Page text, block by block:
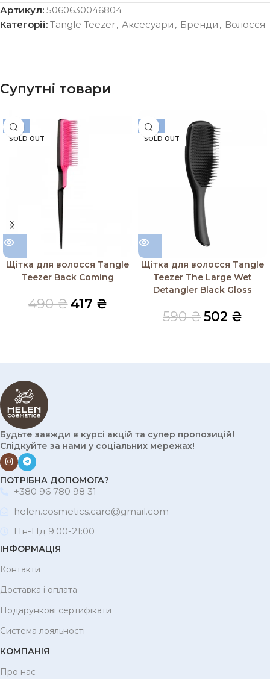
Артикул: 5060630046804
Категорії: Tangle Teezer, Аксесуари , Бренди , Волосся
Супутні товари
-15%
SOLD OUT
Щітка для волосся Tangle
Teezer Back Coming
490₴417 ₴
-15%
SOLD OUT
Щітка для волосся Tangle
Teezer The Large Wet
Detangler Black Gloss
590₴502 ₴
Будьте завжди в курсі акцій та супер пропозицій!
Слідкуйте за нами у соціальних мережах!
ПОТРІБНА ДОПОМОГА?
+380 96 780 98 31
helen.cosmetics.care@gmail.com
Пн-Нд 9:00-21:00
ІНФОРМАЦІЯ
Контакти
Доставка і оплата
Подарункові сертифікати
Система лояльності
КОМПАНІЯ
Про нас